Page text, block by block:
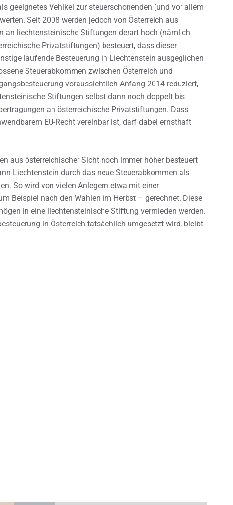
geeignetes Vehikel zur steuerschonenden (und vor allem
Seit 2008 werden jedoch von Österreich aus
an liechtensteinische Stiftungen derart hoch (nämlich
Privatstiftungen) besteuert, dass dieser
laufende Besteuerung in Liechtenstein ausgeglichen
Steuerabkommen zwischen Österreich und
voraussichtlich Anfang 2014 reduziert,
Stiftungen selbst dann noch doppelt bis
an österreichische Privatstiftungen. Dass
EU-Recht vereinbar ist, darf dabei ernsthaft
aus österreichischer Sicht noch immer höher besteuert
Liechtenstein durch das neue Steuerabkommen als
So wird von vielen Anlegern etwa mit einer
Beispiel nach den Wahlen im Herbst – gerechnet. Diese
in eine liechtensteinische Stiftung vermieden werden.
in Österreich tatsächlich umgesetzt wird, bleibt